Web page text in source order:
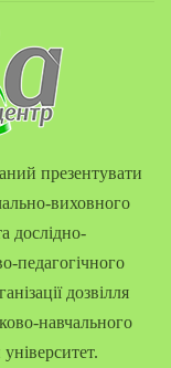
презентувати
виховного
дослідно-
педагогічного
дозвілля
навчального